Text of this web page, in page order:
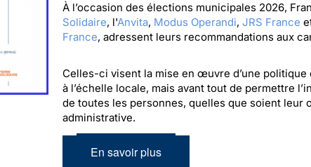
À l’occasion des élections municipales 2026,
Solidaire, l'Anvita, Modus Operandi,JRS France
France, adressent leurs recommandations aux
Celles-ci visent la mise en œuvre d’une politique
à l’échelle locale, mais avant tout de permettre
de toutes les personnes, quelles que soient leur
administrative.
En savoir plus